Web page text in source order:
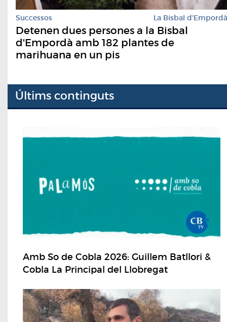
Successos La Bisbal d'Empordà
Detenen dues persones a la Bisbal
d'Empordà amb 182 plantes de
marihuana en un pis
Últims continguts
Amb So de Cobla 2026: Guillem Batllori &
Cobla La Principal del Llobregat